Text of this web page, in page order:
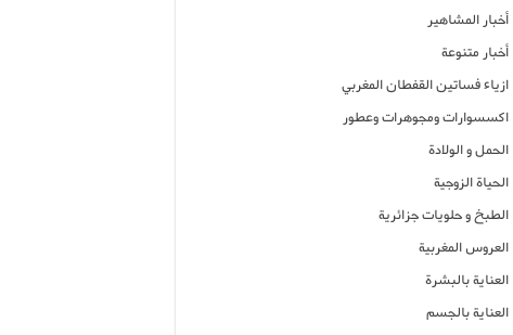
أخبار المشاهير
أخبار متنوعة
ازياء فساتين القفطان المغربي
اكسسوارات ومجوهرات وعطور
الحمل و الولادة
الحياة الزوجية
الطبخ و حلويات جزائرية
العروس المغربية
العناية بالبشرة
العناية بالجسم